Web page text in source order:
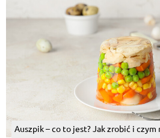
Auszpik – co to jest? Jak zrobić i czym